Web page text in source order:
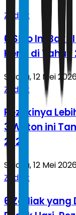
Zodiak
6 Shio Ini
Henti di Tahun
Selasa, 12 Mei
Zodiak
Rezekinya
3 Weton ini
2026
Selasa, 12 Mei
Zodiak
6 Zodiak yang